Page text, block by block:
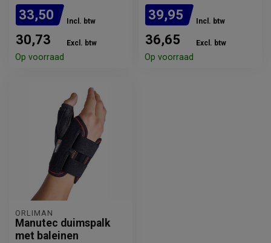
33,50 Incl. btw
30,73 Excl. btw
Op voorraad
39,95 Incl. btw
36,65 Excl. btw
Op voorraad
ORLIMAN
Manutec duimspalk
met baleinen